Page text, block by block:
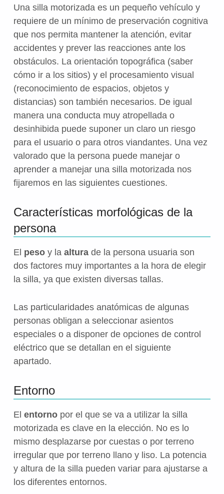
Una silla motorizada es un pequeño vehículo y
requiere de un mínimo de preservación cognitiva
que nos permita mantener la atención, evitar
accidentes y prever las reacciones ante los
obstáculos. La orientación topográfica (saber
cómo ir a los sitios) y el procesamiento visual
(reconocimiento de espacios, objetos y
distancias) son también necesarios. De igual
manera una conducta muy atropellada o
desinhibida puede suponer un claro un riesgo
para el usuario o para otros viandantes. Una vez
valorado que la persona puede manejar o
aprender a manejar una silla motorizada nos
fijaremos en las siguientes cuestiones.
Características morfológicas de la
persona
El peso y laalturade la persona usuaria son
dos factores muy importantes a la hora de elegir
la silla, ya que existen diversas tallas.
Las particularidades anatómicas de algunas
personas obligan a seleccionar asientos
especiales o a disponer de opciones de control
eléctrico que se detallan en el siguiente
apartado.
Entorno
El entornopor el que se va a utilizar la silla
motorizada es clave en la elección. No es lo
mismo desplazarse por cuestas o por terreno
irregular que por terreno llano y liso. La potencia
y altura de la silla pueden variar para ajustarse a
los diferentes entornos.